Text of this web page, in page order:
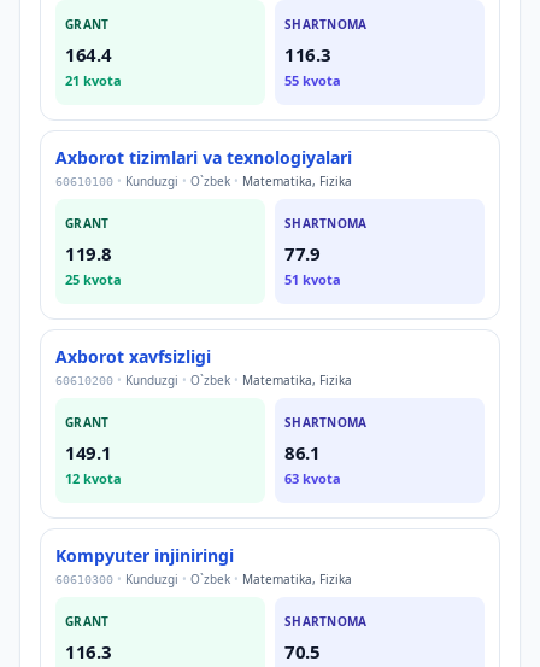
GRANT
164.4
21 kvota
SHARTNOMA
116.3
55 kvota
Axborot tizimlari va texnologiyalari
60610100 • Kunduzgi • O`zbek • Matematika, Fizika
GRANT
119.8
25 kvota
SHARTNOMA
77.9
51 kvota
Axborot xavfsizligi
60610200 • Kunduzgi • O`zbek • Matematika, Fizika
GRANT
149.1
12 kvota
SHARTNOMA
86.1
63 kvota
Kompyuter injiniringi
60610300 • Kunduzgi • O`zbek • Matematika, Fizika
GRANT
116.3
SHARTNOMA
70.5